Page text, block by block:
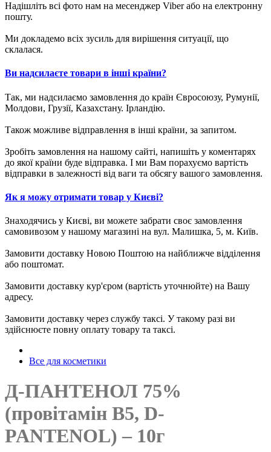
Надішліть всі фото нам на месенджер Viber або на електронну
пошту.
Ми докладемо всіх зусиль для вирішення ситуації, що
склалася.
Ви надсилаєте товари в інші країни?
Так, ми надсилаємо замовлення до країн Євросоюзу, Румунії,
Молдови, Грузії, Казахстану. Ірландію.
Також можливе відправлення в інші країни, за запитом.
Зробіть замовлення на нашому сайті, напишіть у коментарях
до якої країни буде відправка. І ми Вам порахуємо вартість
відправки в залежності від ваги та обсягу вашого замовлення.
Як я можу отримати товар у Києві?
Знаходячись у Києві, ви можете забрати своє замовлення
самовивозом у нашому магазині на вул. Малишка, 5, м. Київ.
Замовити доставку Новою Поштою на найближче відділення
або поштомат.
Замовити доставку кур'єром (вартість уточнюйте) на Вашу
адресу.
Замовити доставку через службу таксі. У такому разі ви
здійснюєте повну оплату товару та таксі.
Все для косметики
Д-ПАНТЕНОЛ 75%
(провітамін В5, D-
PANTENOL) – 10г